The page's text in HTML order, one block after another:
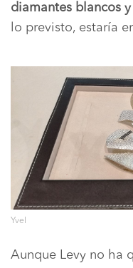
diamantes blancos
lo previsto, estaría
Yvel
Aunque Levy no ha